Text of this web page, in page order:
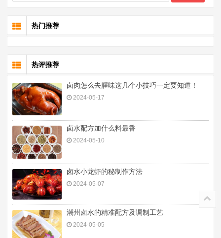
热门推荐
热评推荐
卤肉怎么去腥味这几个小技巧一定要知道！
2024-05-17
卤水配方加什么料最香
2024-05-10
卤水小龙虾的秘制作方法
2024-05-07
潮州卤水的精准配方及调制工艺
2024-05-05